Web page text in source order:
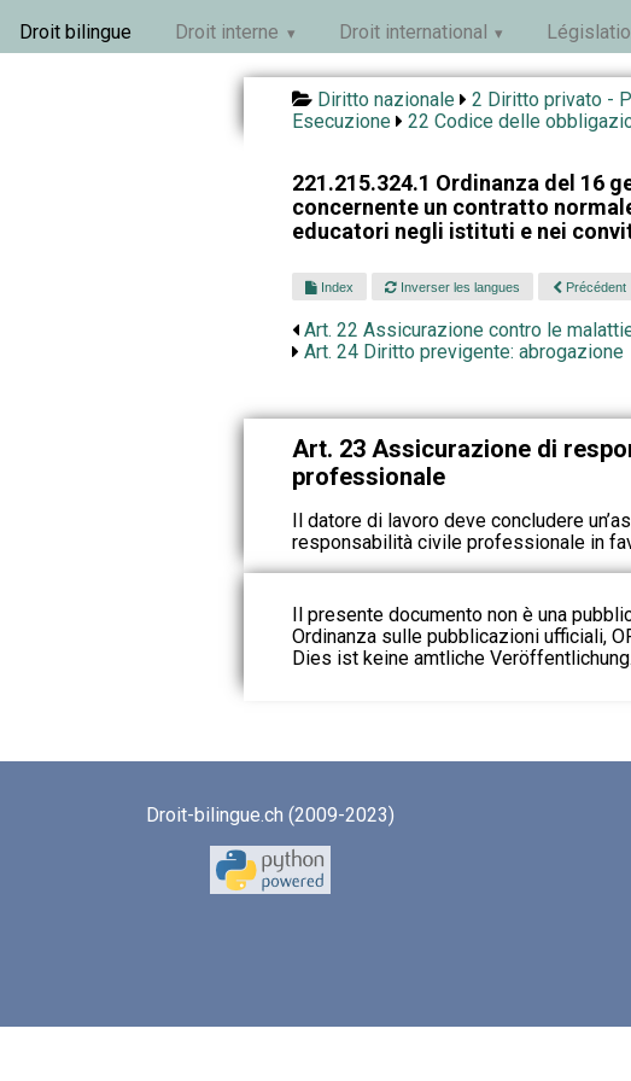
Droit bilingue Droit interne Droit international
Diritto nazionale
2 Diritto privato -
Esecuzione
22 Codice delle
221.215.324.1 Ordinanza del 16
concernente un contratto
educatori negli istituti e nei
Index Inverser les langues Précédent
Art. 22 Assicurazione contro le
Art. 24 Diritto previgente: abrogazione
Art. 23 Assicurazione di
professionale
Il datore di lavoro deve concludere
responsabilità civile professionale in
Il presente documento non è una
Ordinanza sulle pubblicazioni ufficiali,
Dies ist keine amtliche
Droit-bilingue.ch (2009-2023)